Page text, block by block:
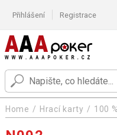
Přihlášení Registrace
Home Hrací karty 100